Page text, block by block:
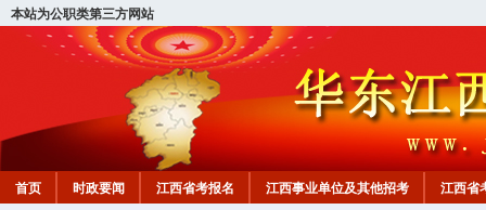
本站为公职类第三方网站
首页 时政要闻 江西省考报名 江西事业单位及其他招考 江西省